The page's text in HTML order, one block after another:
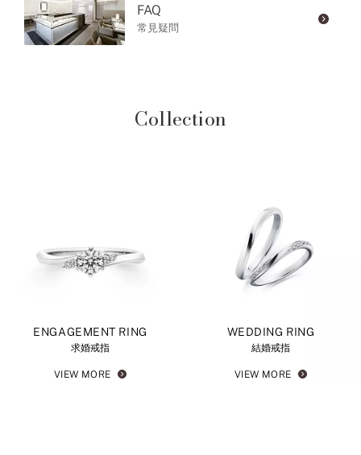
FAQ
常見疑問
Collection
ENGAGEMENT RING
求婚戒指
VIEW MORE
WEDDING RING
結婚戒指
VIEW MORE